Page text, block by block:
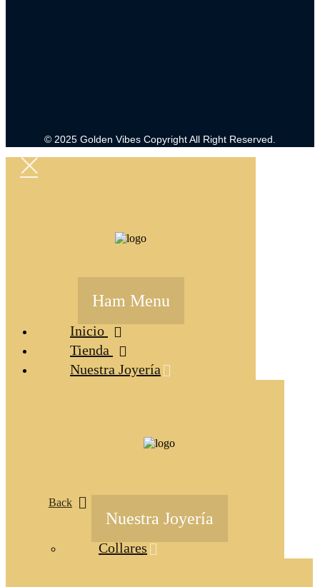
© 2025 Golden Vibes Copyright All Right Reserved.
Ham Menu
Inicio
Tienda
Nuestra Joyería
Back
Nuestra Joyería
Collares